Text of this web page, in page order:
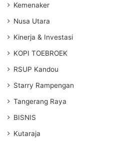
Kemenaker
Nusa Utara
Kinerja & Investasi
KOPI TOEBROEK
RSUP Kandou
Starry Rampengan
Tangerang Raya
BISNIS
Kutaraja